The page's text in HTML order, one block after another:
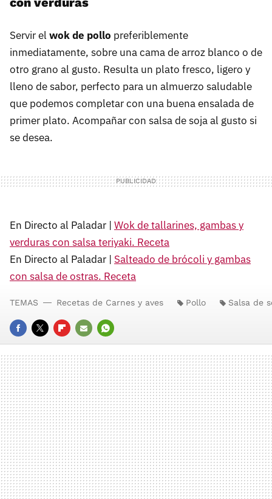
Servir el wok de pollo preferiblemente
inmediatamente, sobre una cama de arroz blanco o de
otro grano al gusto. Resulta un plato fresco, ligero y
lleno de sabor, perfecto para un almuerzo saludable
que podemos completar con una buena ensalada de
primer plato. Acompañar con salsa de soja al gusto si
se desea.
En Directo al Paladar | Wok de tallarines, gambas y
verduras con salsa teriyaki. Receta
En Directo al Paladar | Salteado de brócoli y gambas
con salsa de ostras. Receta
FACEBOOK
TWITTERFLIPBOARD
E-
MAIL
WHATSAPP
TEMAS Recetas de Carnes y aves Pollo Salsa de